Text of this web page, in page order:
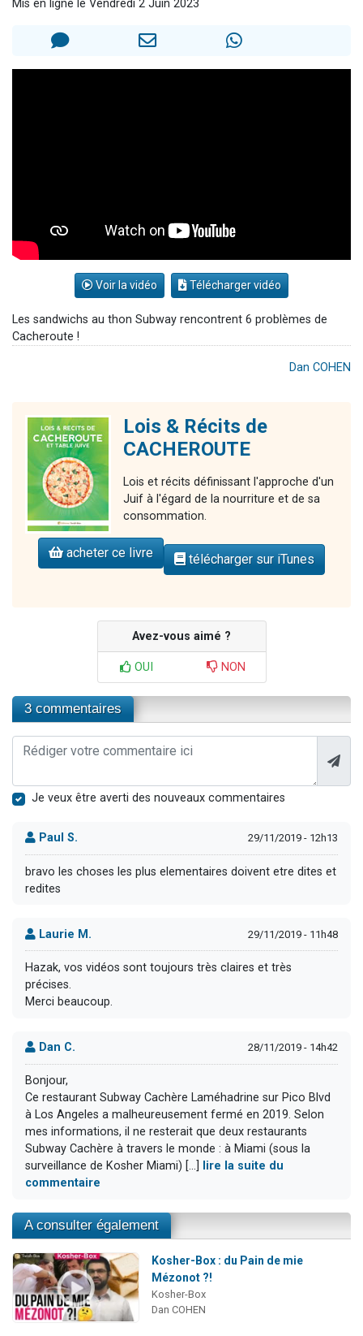
Mis en ligne le Vendredi 2 Juin 2023
Voir la vidéo Télécharger vidéo
Les sandwichs au thon Subway rencontrent 6 problèmes de
Cacheroute !
Dan COHEN
Lois & Récits de
CACHEROUTE
Lois et récits définissant l'approche d'un
Juif à l'égard de la nourriture et de sa
consommation.
acheter ce livre télécharger sur iTunes
Avez-vous aimé ?
OUI NON
3 commentaires
Je veux être averti des nouveaux commentaires
Paul S. 29/11/2019 - 12h13
bravo les choses les plus elementaires doivent etre dites et
redites
Laurie M. 29/11/2019 - 11h48
Hazak, vos vidéos sont toujours très claires et très
précises.
Merci beaucoup.
Dan C. 28/11/2019 - 14h42
Bonjour,
Ce restaurant Subway Cachère Laméhadrine sur Pico Blvd
à Los Angeles a malheureusement fermé en 2019. Selon
mes informations, il ne resterait que deux restaurants
Subway Cachère à travers le monde : à Miami (sous la
surveillance de Kosher Miami) [...]
lire la suite du
commentaire
A consulter également
Kosher-Box : du Pain de mie
Mézonot ?!
Kosher-Box
Dan COHEN